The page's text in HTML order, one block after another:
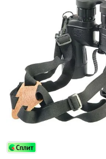
Термометры кулинарные
Видеоэндоскопы
Тестеры качества воды
Нивелиры оптические
Металлоискатели
Теодолиты
Прочее